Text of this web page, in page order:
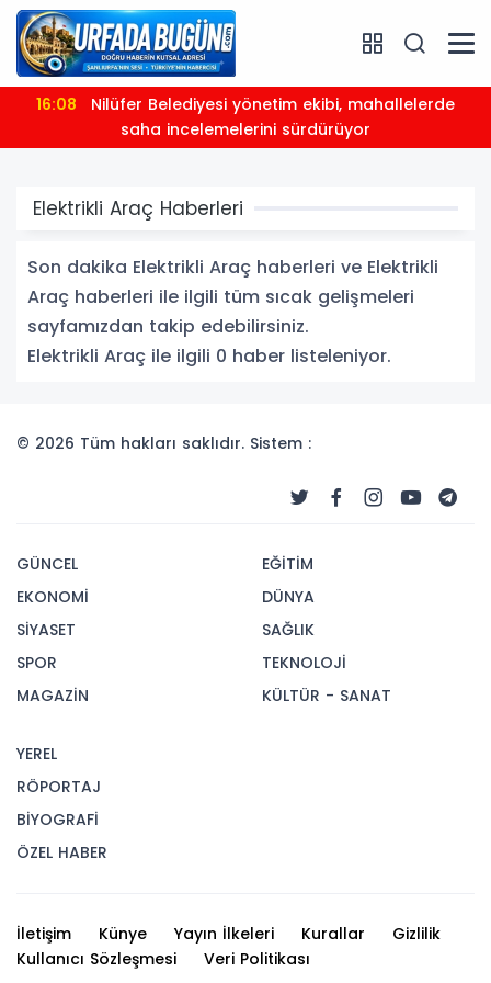
16:08
saha incelemelerini sürdürüyor
Elektrikli Araç Haberleri
Son dakika Elektrikli Araç haberleri ve Elektrikli
Araç haberleri ile ilgili tüm sıcak gelişmeleri
sayfamızdan takip edebilirsiniz.
Elektrikli Araç ile ilgili 0 haber listeleniyor.
© 2026 Tüm hakları saklıdır. Sistem :
GÜNCEL
EKONOMİ
SİYASET
SPOR
MAGAZİN
EĞİTİM
DÜNYA
SAĞLIK
TEKNOLOJİ
KÜLTÜR - SANAT
YEREL
RÖPORTAJ
BİYOGRAFİ
ÖZEL HABER
İletişim Künye Yayın İlkeleri Kurallar
Gizlilik
Kullanıcı Sözleşmesi
Veri Politikası